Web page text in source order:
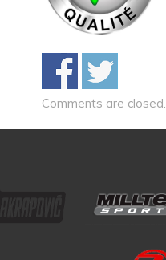
Comments are closed.